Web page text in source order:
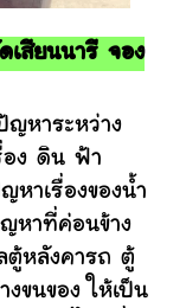
เสียนนารี จอง
าระหว่าง
อง ดิน ฟ้า
หาเรื่องของน้ำ
ญหาที่ค่อนข้าง
ตู้หลังคารถ ตู้
ขนของ ให้เป็น